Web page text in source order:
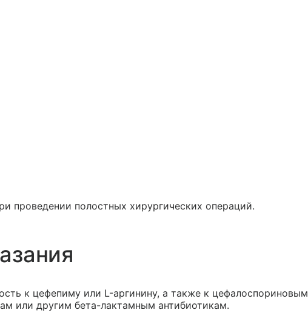
проведении полостных хирургических операций.
к цефепиму или L-аргинину, а также к цефалоспориновым
или другим бета-лактамным антибиотикам.